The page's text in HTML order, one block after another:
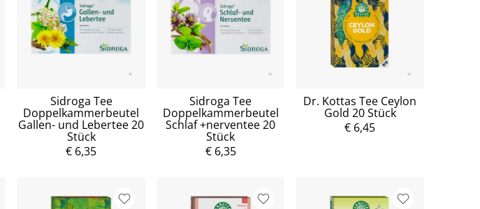
Sidroga Tee
Doppelkammerbeutel
Gallen- und Lebertee 20
Stück
€ 6,35
Sidroga Tee
Doppelkammerbeutel
Schlaf +nerventee 20
Stück
€ 6,35
Dr. Kottas Tee Ceylon
Gold 20 Stück
€ 6,45